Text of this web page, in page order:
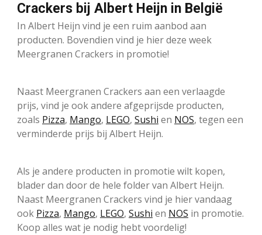
Crackers bij Albert Heijn in België
In Albert Heijn vind je een ruim aanbod aan
producten. Bovendien vind je hier deze week
Meergranen Crackers in promotie!
Naast Meergranen Crackers aan een verlaagde
prijs, vind je ook andere afgeprijsde producten,
zoals Pizza, Mango, LEGO, Sushi en NOS, tegen een
verminderde prijs bij Albert Heijn.
Als je andere producten in promotie wilt kopen,
blader dan door de hele folder van Albert Heijn.
Naast Meergranen Crackers vind je hier vandaag
ook Pizza, Mango, LEGO, Sushi en NOS in promotie.
Koop alles wat je nodig hebt voordelig!